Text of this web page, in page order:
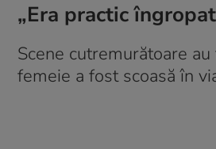
„Era practic
Scene cutremurătoare
femeie a fost scoasă în